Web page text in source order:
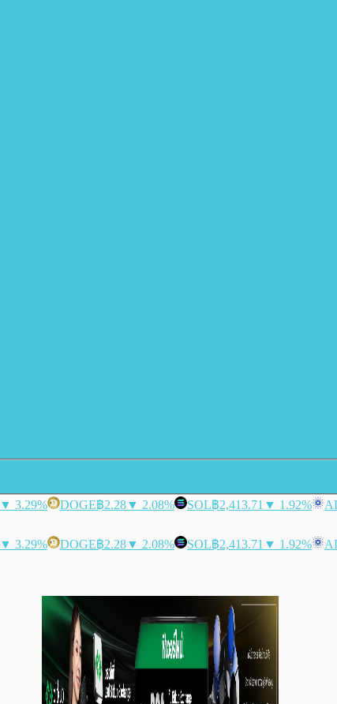
▼ 3.29% DOGE฿2.28▼ 2.08% SOL฿2,413.71 ▼ 1.92%
▼ 3.29% DOGE฿2.28▼ 2.08% SOL฿2,413.71 ▼ 1.92%